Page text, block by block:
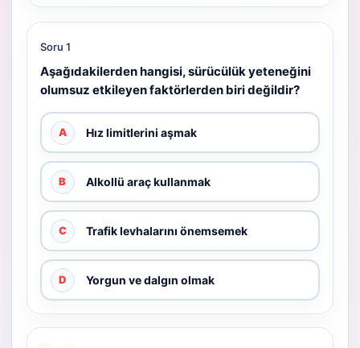
Soru 1
Aşağıdakilerden hangisi, sürücülük yeteneğini
olumsuz etkileyen faktörlerden biri değildir?
A Hız limitlerini aşmak
B Alkollü araç kullanmak
C Trafik levhalarını önemsemek
D Yorgun ve dalgın olmak